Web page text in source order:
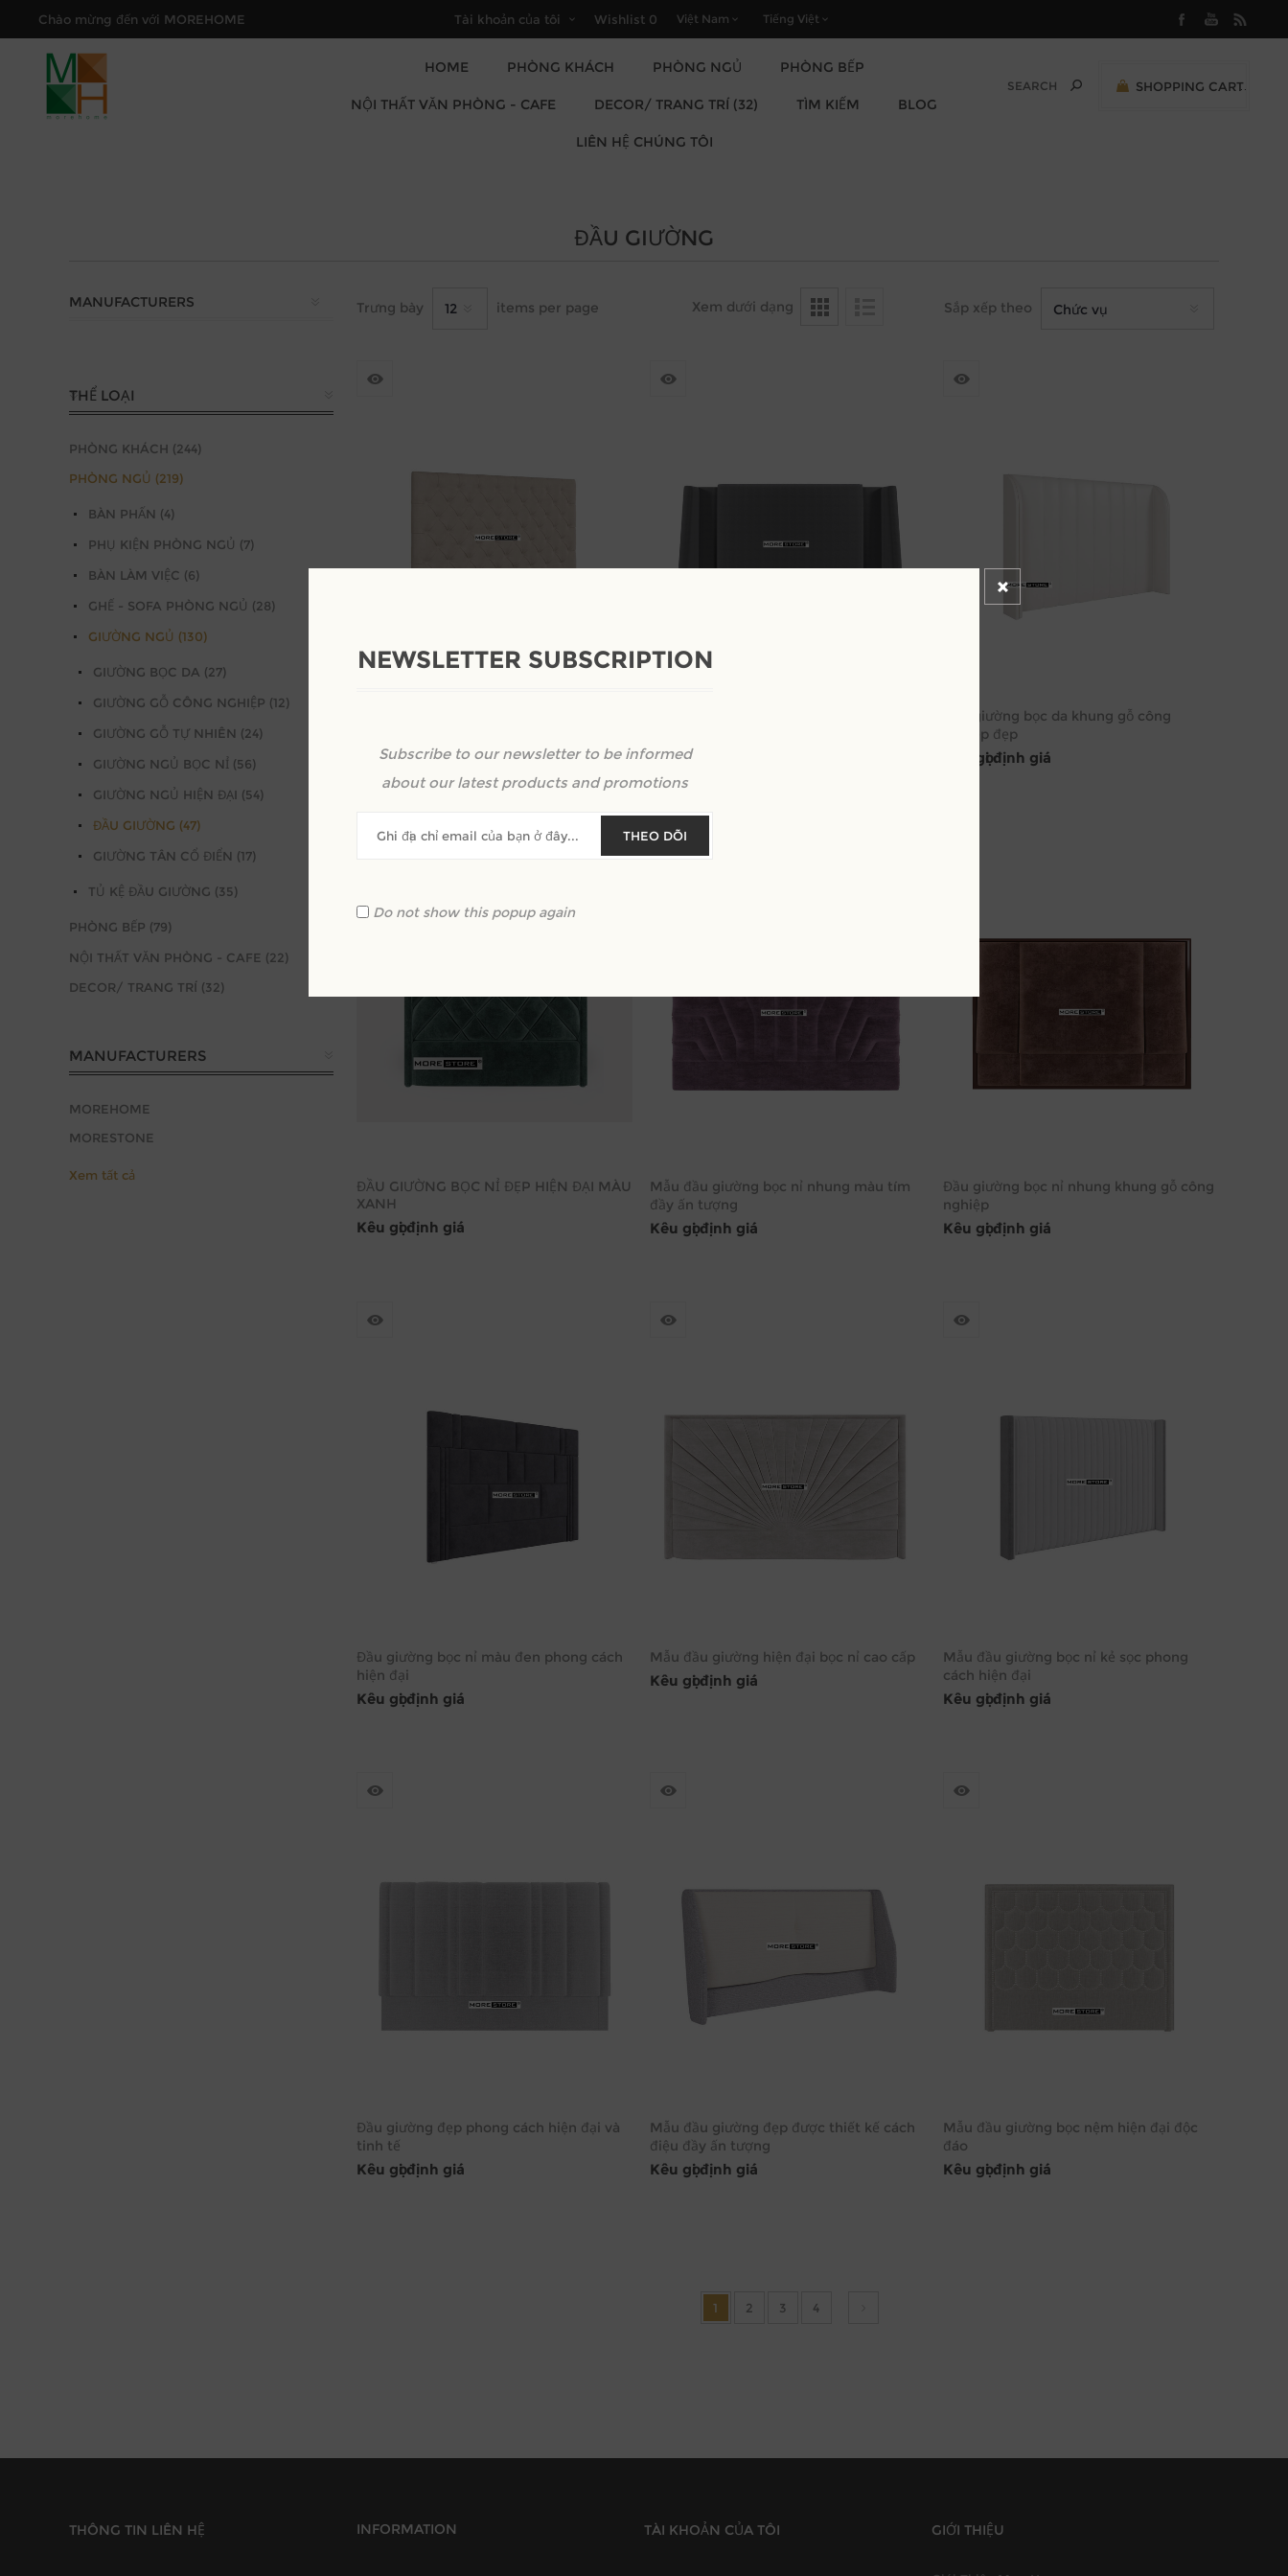
Chào mừng đến với MOREHOME Tài khoản của tôi Wishlist 0
SHOPPING CART
HOME PHÒNG KHÁCH PHÒNG NGỦ PHÒNG BẾP
NỘI THẤT VĂN PHÒNG - CAFE DECOR/ TRANG TRÍ (32) TÌM KIẾM BLOG
LIÊN HỆ CHÚNG TÔI
ĐẦU GIƯỜNG
Xem dưới dạng Sắp xếp theo
Trưng bày items per page
Kêu gọi định giá Kêu gọi định giá
Đầu giường bọc da khung gỗ công
nghiệp đẹp
Kêu gọi định giá
ĐẦU GIƯỜNG BỌC NỈ ĐẸP HIỆN ĐẠI MÀU
XANH
Kêu gọi định giá
Mẫu đầu giường bọc nỉ nhung màu tím
đầy ấn tượng
Kêu gọi định giá
Đầu giường bọc nỉ nhung khung gỗ công
nghiệp
Kêu gọi định giá
Đầu giường bọc nỉ màu đen phong cách
hiện đại
Kêu gọi định giá
Mẫu đầu giường hiện đại bọc nỉ cao cấp
Kêu gọi định giá
Mẫu đầu giường bọc nỉ kẻ sọc phong
cách hiện đại
Kêu gọi định giá
Đầu giường đẹp phong cách hiện đại và
tinh tế
Kêu gọi định giá
Mẫu đầu giường đẹp được thiết kế cách
điệu đầy ấn tượng
Kêu gọi định giá
Mẫu đầu giường bọc nệm hiện đại độc
đáo
Kêu gọi định giá
1 2 3 4
MANUFACTURERS
THỂ LOẠI
PHÒNG KHÁCH (244)
PHÒNG NGỦ (219)
BÀN PHẤN (4)
PHỤ KIỆN PHÒNG NGỦ (7)
BÀN LÀM VIỆC (6)
GHẾ - SOFA PHÒNG NGỦ (28)
GIƯỜNG NGỦ (130)
GIƯỜNG BỌC DA (27)
GIƯỜNG GỖ CÔNG NGHIỆP (12)
GIƯỜNG GỖ TỰ NHIÊN (24)
GIƯỜNG NGỦ BỌC NỈ (56)
GIƯỜNG NGỦ HIỆN ĐẠI (54)
ĐẦU GIƯỜNG (47)
GIƯỜNG TÂN CỔ ĐIỂN (17)
TỦ KỆ ĐẦU GIƯỜNG (35)
PHÒNG BẾP (79)
NỘI THẤT VĂN PHÒNG - CAFE (22)
DECOR/ TRANG TRÍ (32)
MANUFACTURERS
MOREHOME
MORESTONE
Xem tất cả
THÔNG TIN LIÊN HỆ INFORMATION TÀI KHOẢN CỦA TÔI GIỚI THIỆU
NEWSLETTER SUBSCRIPTION
Subscribe to our newsletter to be informed
about our latest products and promotions
THEO DÕI
Do not show this popup again